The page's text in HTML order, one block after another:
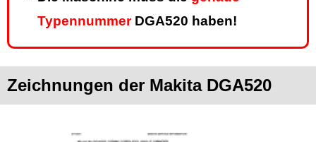
TypennummerDGA520 haben!
Zeichnungen der Makita DGA520